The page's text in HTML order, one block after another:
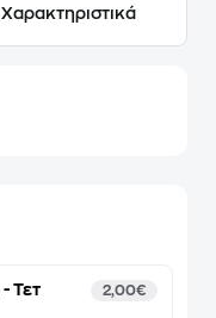
Χαρακτηριστικά
Τετ
2,00€